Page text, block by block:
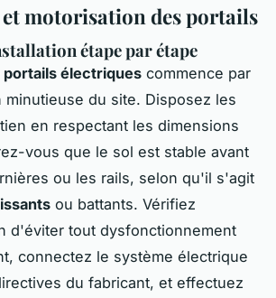
motorisation des portails
étape par étape
portails électriques commence par
minutieuse du site. Disposez les
en respectant les dimensions
vous que le sol est stable avant
ou les rails, selon qu'il s'agit
ou battants. Vérifiez
d'éviter tout dysfonctionnement
connectez le système électrique
du fabricant, et effectuez